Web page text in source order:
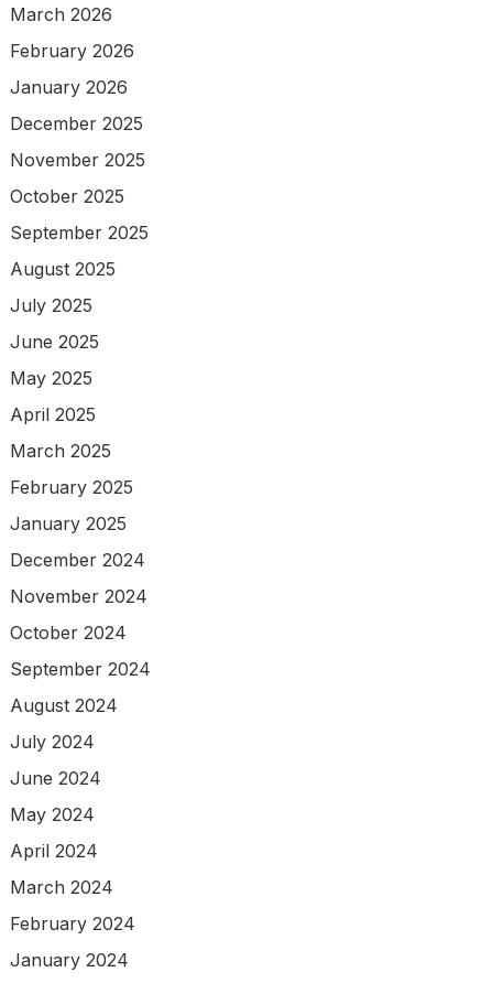
March 2026
February 2026
January 2026
December 2025
November 2025
October 2025
September 2025
August 2025
July 2025
June 2025
May 2025
April 2025
March 2025
February 2025
January 2025
December 2024
November 2024
October 2024
September 2024
August 2024
July 2024
June 2024
May 2024
April 2024
March 2024
February 2024
January 2024